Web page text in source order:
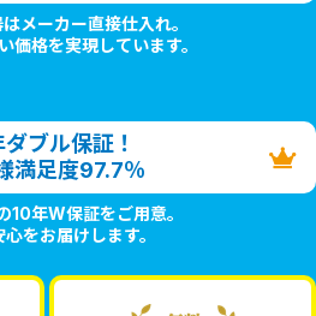
メーカー直接仕入れ。
価格を実現しています。
ブル保証！
満足度97.7％
10年W保証をご用意。
をお届けします。